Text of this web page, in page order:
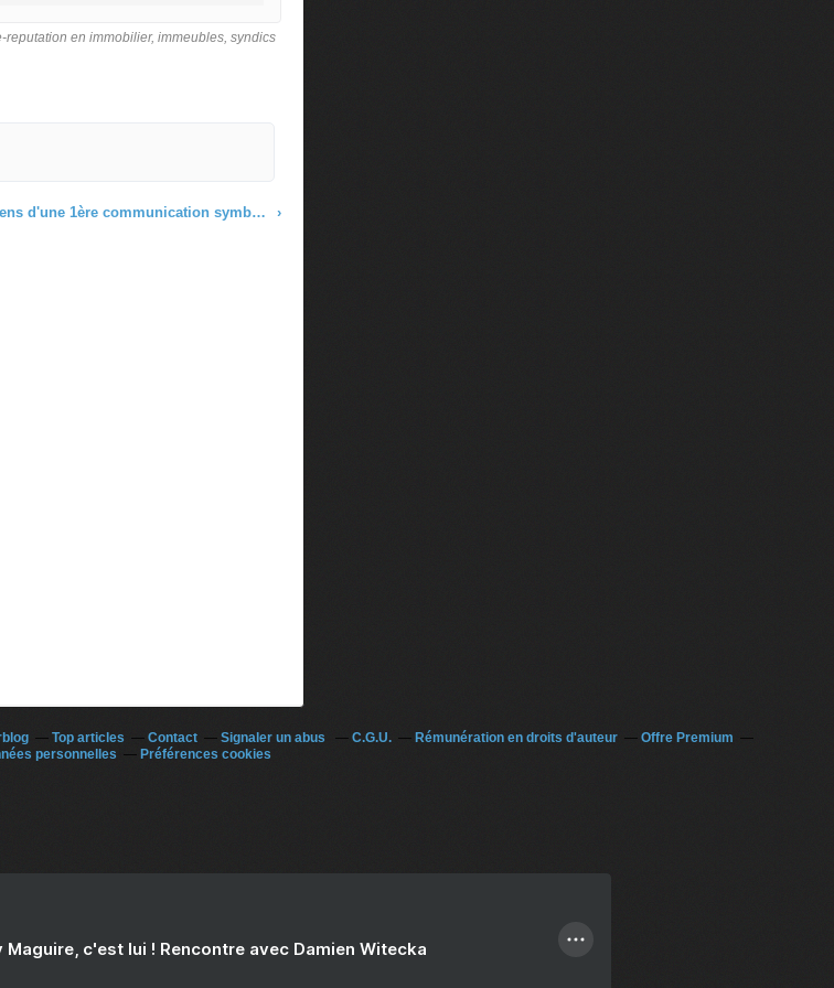
en immobilier, immeubles, syndics
›
Examens d'une 1ère communication symbolique, immatérielle et ... vestimentaire de Emmanuel Macron nouveau Président
Top articles Contact Signaler un abus C.G.U. Rémunération en droits d'auteur
Offre Premium
personnelles
Préférences cookies
c'est lui ! Rencontre avec Damien Witecka